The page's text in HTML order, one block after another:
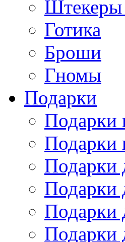
Штекеры
Готика
Броши
Гномы
Подарки
Подарки
Подарки
Подарки
Подарки
Подарки
Подарки